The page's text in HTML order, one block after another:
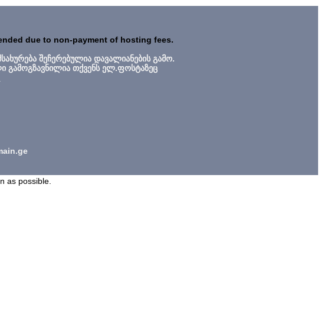
due to non-payment of hosting fees.
შეჩერებულია დავალიანების გამო.
გამოგზავნილია თქვენს ელ.ფოსტაზეც
as possible.